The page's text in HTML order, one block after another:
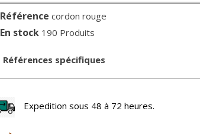
Référence cordon rouge
En stock 190 Produits
Références spécifiques
Expedition sous 48 à 72 heures.